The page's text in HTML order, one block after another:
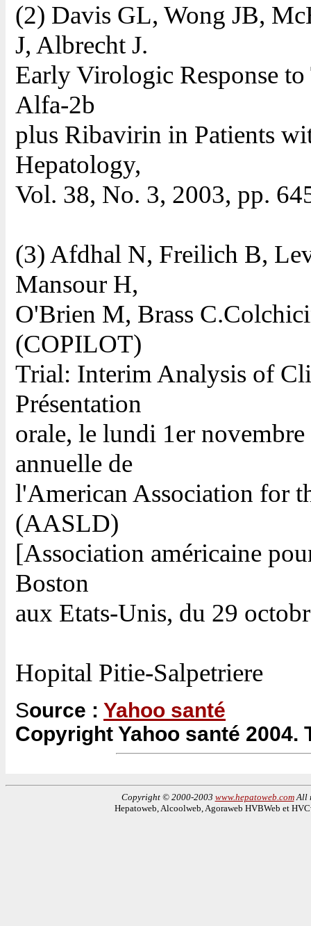
(2) Davis GL, Wong JB,
J, Albrecht J.
Early Virologic Response
Alfa-2b
plus Ribavirin in Patients
Hepatology,
Vol. 38, No. 3, 2003, pp.
(3) Afdhal N, Freilich B,
Mansour H,
O'Brien M, Brass
(COPILOT)
Trial: Interim Analysis of
Présentation
orale, le lundi 1er
annuelle de
l'American Association for
(AASLD)
[Association américaine
Boston
aux Etats-Unis, du 29
Hopital Pitie-Salpetriere
Source : Yahoo santé
Copyright Yahoo santé 2004.
Copyright © 2000-2003 www.hepatoweb.comAll
Hepatoweb, Alcoolweb, Agoraweb HVBWeb et